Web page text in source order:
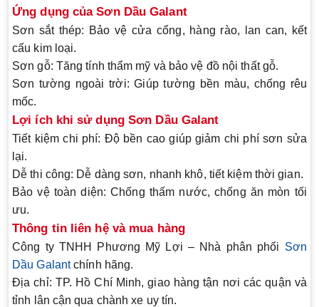
Ứng dụng của Sơn Dầu Galant
Sơn sắt thép: Bảo vệ cửa cổng, hàng rào, lan can, kết
cấu kim loại.
Sơn gỗ: Tăng tính thẩm mỹ và bảo vệ đồ nội thất gỗ.
Sơn tường ngoài trời: Giúp tường bền màu, chống rêu
mốc.
Lợi ích khi sử dụng Sơn Dầu Galant
Tiết kiệm chi phí: Độ bền cao giúp giảm chi phí sơn sửa
lại.
Dễ thi công: Dễ dàng sơn, nhanh khô, tiết kiệm thời gian.
Bảo vệ toàn diện: Chống thấm nước, chống ăn mòn tối
ưu.
Thông tin liên hệ và mua hàng
Công ty TNHH Phương Mỹ Lợi – Nhà phân phối Sơn
Dầu Galantchính hãng.
Địa chỉ: TP. Hồ Chí Minh, giao hàng tận nơi các quận và
tỉnh lân cận qua chành xe uy tín.